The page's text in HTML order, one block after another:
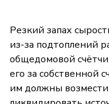
Резкий запах
из-за подтоплений
общедомовой
его за собственной
им должны